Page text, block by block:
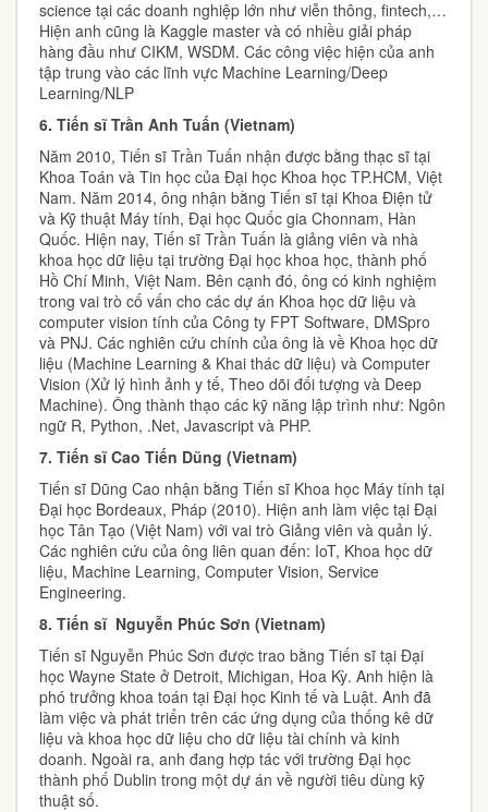
science tại các doanh nghiệp lớn như viễn thông, fintech,…
Hiện anh cũng là Kaggle master và có nhiều giải pháp
hàng đầu như CIKM, WSDM. Các công việc hiện của anh
tập trung vào các lĩnh vực Machine Learning/Deep
Learning/NLP
6. Tiến sĩ Trần Anh Tuấn (Vietnam)
Năm 2010, Tiến sĩ Trần Tuấn nhận được bằng thạc sĩ tại
Khoa Toán và Tin học của Đại học Khoa học TP.HCM, Việt
Nam. Năm 2014, ông nhận bằng Tiến sĩ tại Khoa Điện tử
và Kỹ thuật Máy tính, Đại học Quốc gia Chonnam, Hàn
Quốc. Hiện nay, Tiến sĩ Trần Tuấn là giảng viên và nhà
khoa học dữ liệu tại trường Đại học khoa học, thành phố
Hồ Chí Minh, Việt Nam. Bên cạnh đó, ông có kinh nghiệm
trong vai trò cố vấn cho các dự án Khoa học dữ liệu và
computer vision tính của Công ty FPT Software, DMSpro
và PNJ. Các nghiên cứu chính của ông là về Khoa học dữ
liệu (Machine Learning & Khai thác dữ liệu) và Computer
Vision (Xử lý hình ảnh y tế, Theo dõi đối tượng và Deep
Machine). Ông thành thạo các kỹ năng lập trình như: Ngôn
ngữ R, Python, .Net, Javascript và PHP.
7. Tiến sĩ Cao Tiến Dũng (Vietnam)
Tiến sĩ Dũng Cao nhận bằng Tiến sĩ Khoa học Máy tính tại
Đại học Bordeaux, Pháp (2010). Hiện anh làm việc tại Đại
học Tân Tạo (Việt Nam) với vai trò Giảng viên và quản lý.
Các nghiên cứu của ông liên quan đến: IoT, Khoa học dữ
liệu, Machine Learning, Computer Vision, Service
Engineering.
8. Tiến sĩ Nguyễn Phúc Sơn (Vietnam)
Tiến sĩ Nguyễn Phúc Sơn được trao bằng Tiến sĩ tại Đại
học Wayne State ở Detroit, Michigan, Hoa Kỳ. Anh hiện là
phó trưởng khoa toán tại Đại học Kinh tế và Luật. Anh đã
làm việc và phát triển trên các ứng dụng của thống kê dữ
liệu và khoa học dữ liệu cho dữ liệu tài chính và kinh
doanh. Ngoài ra, anh đang hợp tác với trường Đại học
thành phố Dublin trong một dự án về người tiêu dùng kỹ
thuật số.